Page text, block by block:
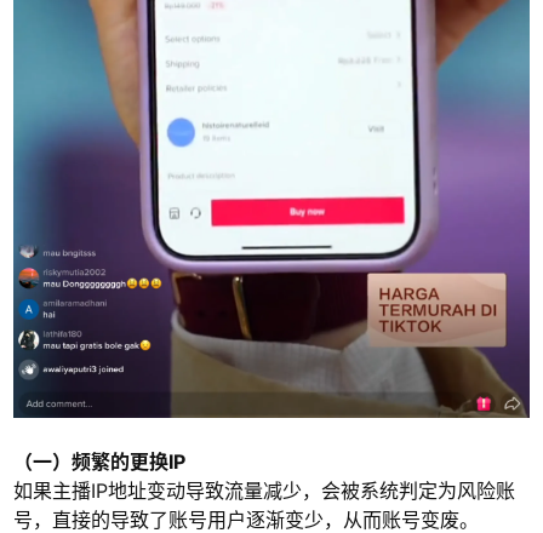
（一）频繁的更换IP
如果主播IP地址变动导致流量减少，会被系统判定为风险账
号，直接的导致了账号用户逐渐变少，从而账号变废。